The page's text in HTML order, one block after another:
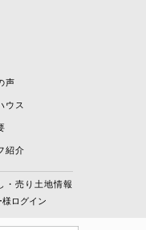
声
ウス
紹介
・売り土地情報
様ログイン